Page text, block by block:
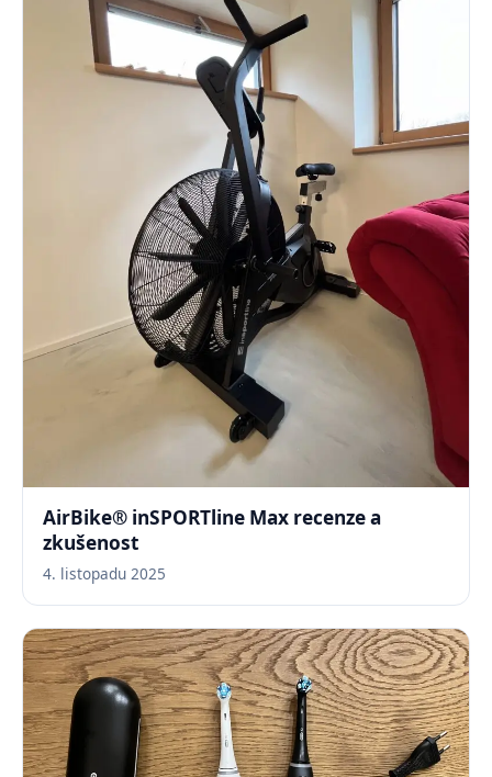
AirBike® inSPORTline Max recenze a
zkušenost
4. listopadu 2025